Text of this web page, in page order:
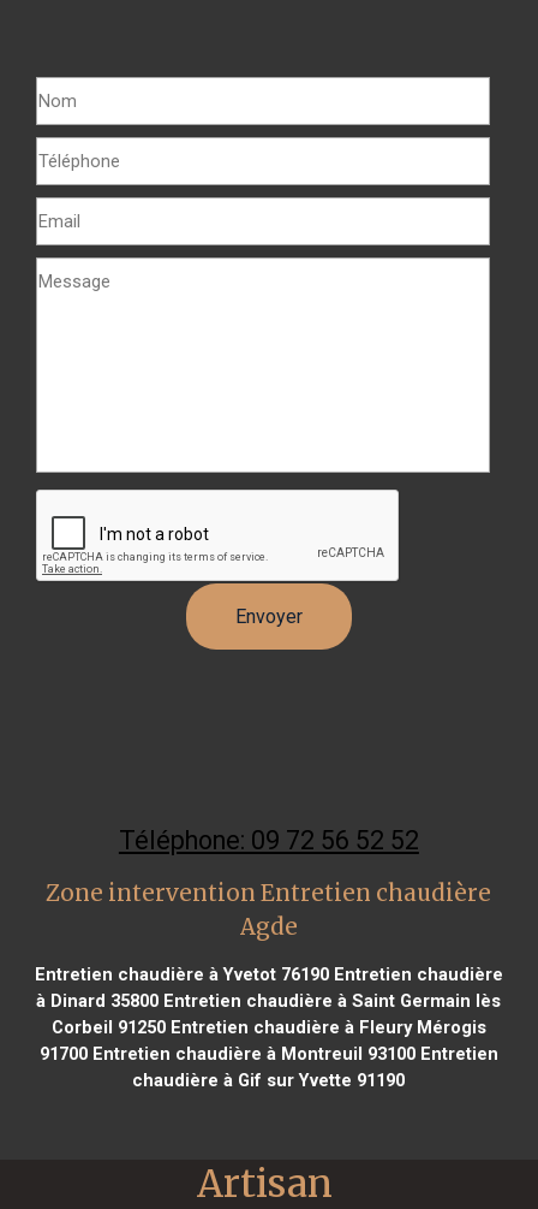
Téléphone: 09 72 56 52 52
Zone intervention Entretien chaudière
Agde
Entretien chaudière à Yvetot 76190Entretien chaudière
à Dinard 35800 Entretien chaudière à Saint Germain lès
Corbeil 91250Entretien chaudière à Fleury Mérogis
91700Entretien chaudière à Montreuil 93100Entretien
chaudière à Gif sur Yvette 91190
Artisan